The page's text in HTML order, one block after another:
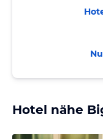
Hotel nähe